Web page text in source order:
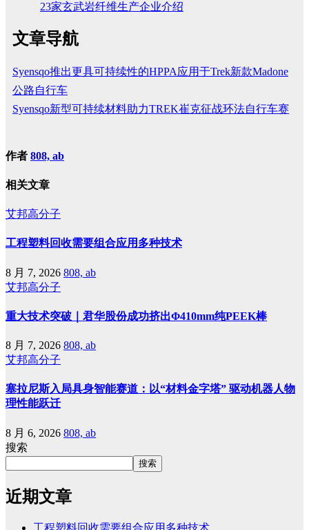
23家玄武岩纤维生产企业介绍
文章导航
Syensqo推出更具可持续性的HPPA应用于Trek新款Madone
公路自行车
Syensqo新型可持续材料助力TREK崔克征战环法自行车赛
作者 808, ab
相关文章
艾邦高分子
工程塑料回收需要组合应用多种技术
8 月 7, 2026 808, ab
艾邦高分子
重大技术突破｜君华股份成功挤出Φ410mm纯PEEK棒
8 月 7, 2026 808, ab
艾邦高分子
塞拉尼斯入局具身智能赛道：以“材料金字塔” 驱动机器人物
理性能跃迁
8 月 6, 2026 808, ab
搜索
搜索
近期文章